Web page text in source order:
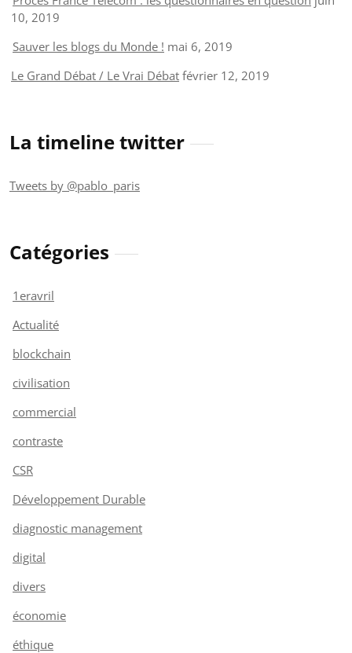
10, 2019
Sauver les blogs du Monde ! mai 6, 2019
Le Grand Débat / Le Vrai Débat février 12, 2019
La timeline twitter
Tweets by @pablo_paris
Catégories
1eravril
Actualité
blockchain
civilisation
commercial
contraste
CSR
Développement Durable
diagnostic management
digital
divers
économie
éthique